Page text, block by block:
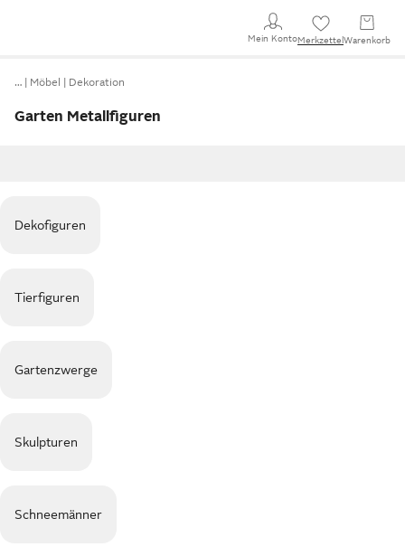
Mein KontoMerkzettel Warenkorb
… Möbel Dekoration
Garten Metallfiguren
Dekofiguren
Tierfiguren
Gartenzwerge
Skulpturen
Schneemänner